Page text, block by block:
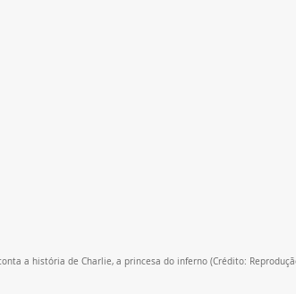
a história de Charlie, a princesa do inferno (Crédito: